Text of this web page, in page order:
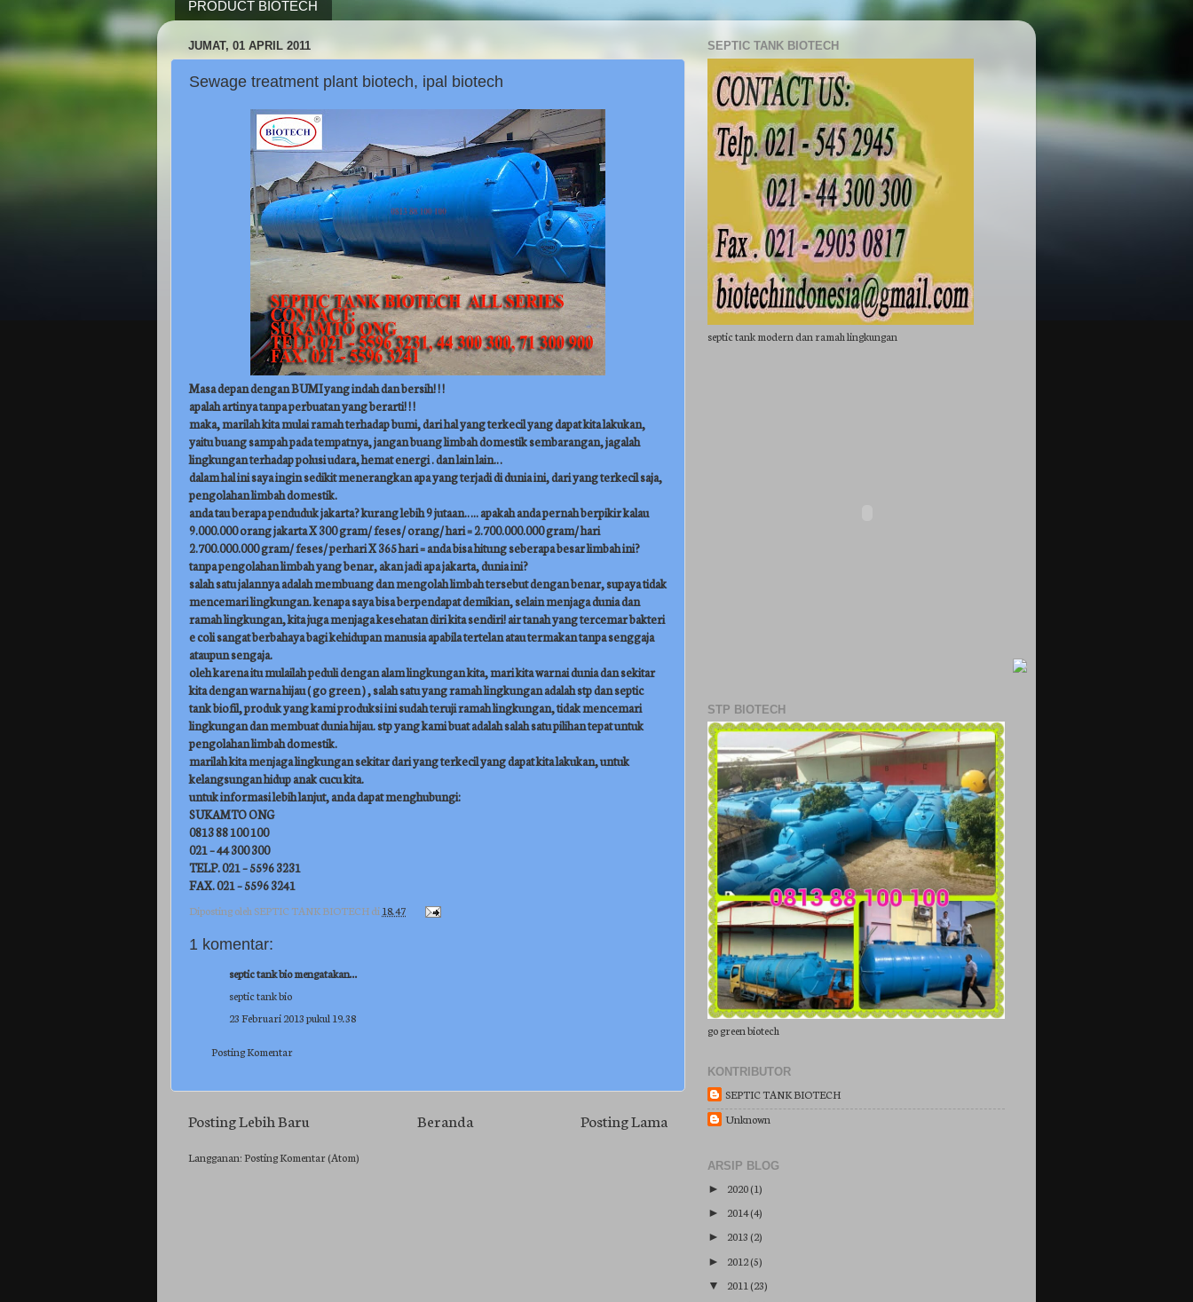
PRODUCT BIOTECH
JUMAT, 01 APRIL 2011
Sewage treatment plant biotech, ipal biotech
Masa depan dengan BUMI yang indah dan bersih! ! !
apalah artinya tanpa perbuatan yang berarti! ! !
maka, marilah kita mulai ramah terhadap bumi, dari hal yang terkecil yang dapat kita lakukan,
yaitu buang sampah pada tempatnya, jangan buang limbah domestik sembarangan, jagalah
lingkungan terhadap polusi udara, hemat energi . dan lain lain…
dalam hal ini saya ingin sedikit menerangkan apa yang terjadi di dunia ini, dari yang terkecil saja,
pengolahan limbah domestik.
anda tau berapa penduduk jakarta? kurang lebih 9 jutaan….. apakah anda pernah berpikir kalau
9.000.000 orang jakarta X 300 gram/ feses/ orang/ hari = 2.700.000.000 gram/ hari
2.700.000.000 gram/ feses/ perhari X 365 hari = anda bisa hitung seberapa besar limbah ini?
tanpa pengolahan limbah yang benar, akan jadi apa jakarta, dunia ini?
salah satu jalannya adalah membuang dan mengolah limbah tersebut dengan benar, supaya tidak
mencemari lingkungan. kenapa saya bisa berpendapat demikian, selain menjaga dunia dan
ramah lingkungan, kita juga menjaga kesehatan diri kita sendiri! air tanah yang tercemar bakteri
e coli sangat berbahaya bagi kehidupan manusia apabila tertelan atau termakan tanpa senggaja
ataupun sengaja.
oleh karena itu mulailah peduli dengan alam lingkungan kita, mari kita warnai dunia dan sekitar
kita dengan warna hijau ( go green ) , salah satu yang ramah lingkungan adalah stp dan septic
tank biofil, produk yang kami produksi ini sudah teruji ramah lingkungan, tidak mencemari
lingkungan dan membuat dunia hijau. stp yang kami buat adalah salah satu pilihan tepat untuk
pengolahan limbah domestik.
marilah kita menjaga lingkungan sekitar dari yang terkecil yang dapat kita lakukan, untuk
kelangsungan hidup anak cucu kita.
untuk informasi lebih lanjut, anda dapat menghubungi:
SUKAMTO ONG
0813 88 100 100
021 – 44 300 300
TELP. 021 – 5596 3231
FAX. 021 – 5596 3241
Diposting oleh SEPTIC TANK BIOTECHdi18.47
1 komentar:
septic tank biomengatakan...
septic tank bio
23 Februari 2013 pukul 19.38
Posting Komentar
Posting Lebih Baru Posting Lama
Beranda
Langganan:Posting Komentar (Atom)
SEPTIC TANK BIOTECH
septic tank modern dan ramah lingkungan
STP BIOTECH
go green biotech
KONTRIBUTOR
SEPTIC TANK BIOTECH
Unknown
ARSIP BLOG
► 2020(1)
► 2014(4)
► 2013 (2)
► 2012(5)
▼ 2011 (23)